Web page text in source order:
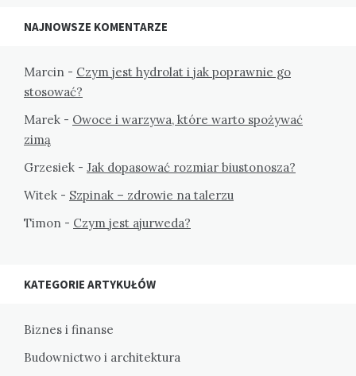
NAJNOWSZE KOMENTARZE
Marcin - Czym jest hydrolat i jak poprawnie go
stosować?
Marek - Owoce i warzywa, które warto spożywać
zimą
Grzesiek - Jak dopasować rozmiar biustonosza?
Witek - Szpinak – zdrowie na talerzu
Timon - Czym jest ajurweda?
KATEGORIE ARTYKUŁÓW
Biznes i finanse
Budownictwo i architektura